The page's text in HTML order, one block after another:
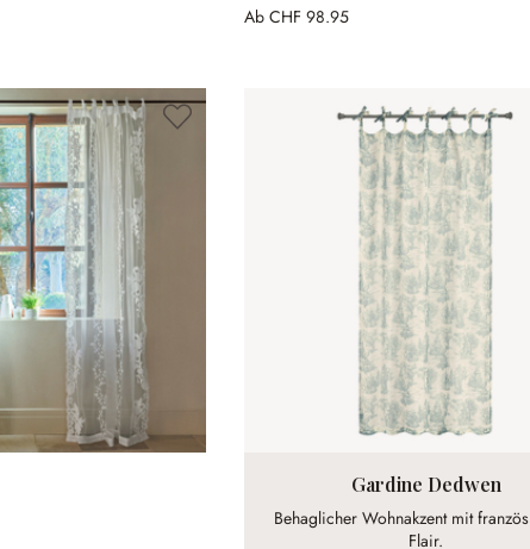
Ab CHF 98.95
Gardine Dedwen
Behaglicher Wohnakzent mit
Flair.